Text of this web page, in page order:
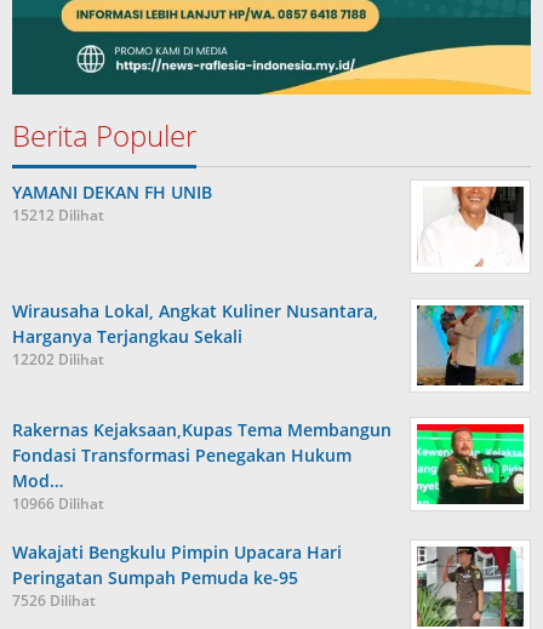
Berita Populer
YAMANI DEKAN FH UNIB
15212 Dilihat
Wirausaha Lokal, Angkat Kuliner Nusantara,
Harganya Terjangkau Sekali
12202 Dilihat
Rakernas Kejaksaan,Kupas Tema Membangun
Fondasi Transformasi Penegakan Hukum
Mod…
10966 Dilihat
Wakajati Bengkulu Pimpin Upacara Hari
Peringatan Sumpah Pemuda ke-95
7526 Dilihat